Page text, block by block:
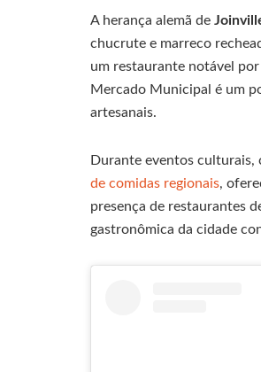
A herança alemã de
chucrute e marreco
um restaurante notável
Mercado Municipal é um
artesanais.
Durante eventos culturais,
de comidas regionais,
presença de restaurantes
gastronômica da cidade